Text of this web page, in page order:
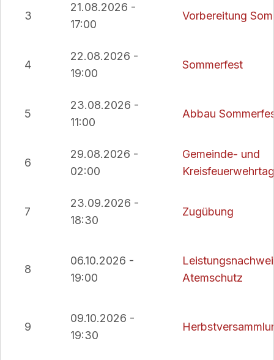
3
21.08.2026 -
17:00
Vorbereitung
4
22.08.2026 -
19:00
Sommerfest
5
23.08.2026 -
11:00
Abbau
6
29.08.2026 -
02:00
Gemeinde- und
Kreisfeuerwehrtag
7
23.09.2026 -
18:30
Zugübung
8
06.10.2026 -
19:00
Atemschutz
9
09.10.2026 -
19:30